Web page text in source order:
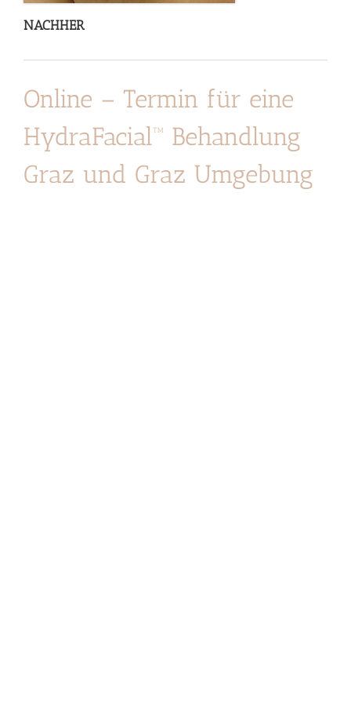
NACHHER
Online – Termin für eine
HydraFacial™ Behandlung
Graz und Graz Umgebung